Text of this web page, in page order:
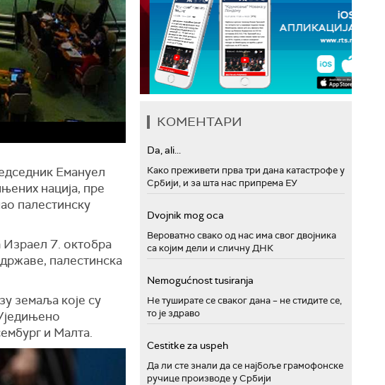
Емануел
нација, пре
палестинску
7. октобра
палестинска
земаља које су
и Малта.
КОМЕНТАРИ
Da, ali...
Како преживети прва три дана катастрофе у
Србији, и за шта нас припрема ЕУ
Dvojnik mog oca
Вероватно свако од нас има свог двојника
са којим дели и сличну ДНК
Nemogućnost tusiranja
Не туширате се сваког дана – не стидите се,
то је здраво
Cestitke za uspeh
Да ли сте знали да се најбоље грамофонске
ручице производе у Србији